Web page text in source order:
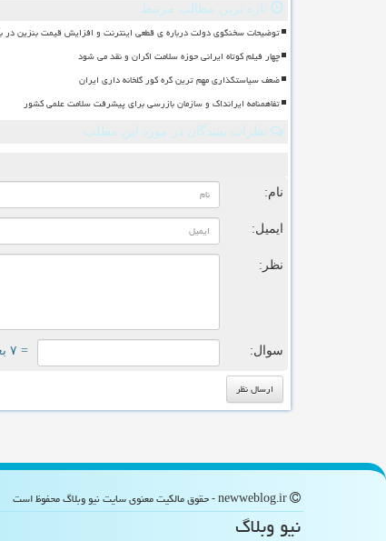
تازه ترین مطالب مرتبط
توضیحات سخنگوی دولت درباره ی قطعی اینترنت و افزایش قیمت بنزین در
چهار فیلم کوتاه ایرانی حوزه سلامت اکران و نقد می شود
ضعف سیاستگذاری مهم ترین گره کور گلخانه داری ایران
تفاهمنامه ایرانداک و سازمان بازرسی برای پیشرفت سلامت علمی کشور
نظرات بینندگان در مورد این مطلب
نام:
ایمیل:
نظر:
سوال: = ۷ بعلاوه ۳
نیو وبلاگ